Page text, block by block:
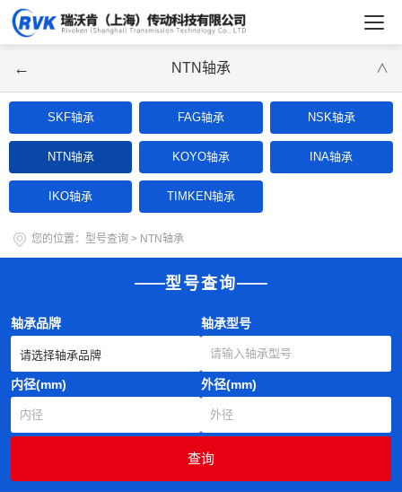
← NTN轴承 ∨
SKF轴承 FAG轴承 NSK轴承
NTN轴承 KOYO轴承 INA轴承
IKO轴承 TIMKEN轴承
您的位置： 型号查询 > NTN轴承
型号查询
轴承品牌 轴承型号
内径(mm) 外径(mm)